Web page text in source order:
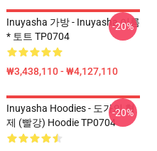
Inuyasha 가방 - Inuyasha 이름
* 토트 TP0704
₩3,438,110 - ₩4,127,110
-20%
Inuyasha Hoodies - 도가의 형
제 (빨강) Hoodie TP0704
-20%